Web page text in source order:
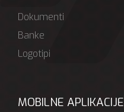
Dokumenti
Banke
Logotipi
MOBILNE APLIKACIJE